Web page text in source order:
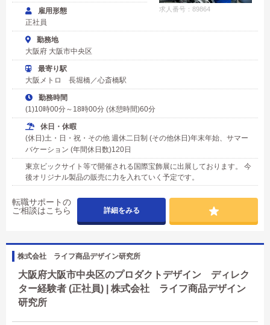
求人番号：89864
雇用形態
正社員
勤務地
大阪府 大阪市中央区
最寄り駅
大阪メトロ 長堀橋／心斎橋駅
勤務時間
(1)10時00分～18時00分 (休憩時間)60分
休日・休暇
(休日)土・日・祝・その他 週休二日制 (その他休日)年末年始、サマー
バケーション (年間休日数)120日
東京ビックサイト等で開催される国際宝飾展に出展しております。 今
後オリジナル製品の販売に力を入れていく予定です。
転職サポートの
ご相談はこちら
詳細をみる
株式会社 ライフ商品デザイン研究所
大阪府大阪市中央区のプロダクトデザイン ディレク
ター経験者 (正社員) | 株式会社 ライフ商品デザイン
研究所